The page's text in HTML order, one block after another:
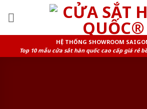
HỆ THỐNG SHOWROOM
Top 10 mẫu cửa sắt hàn quốc cao cấp giá rẻ